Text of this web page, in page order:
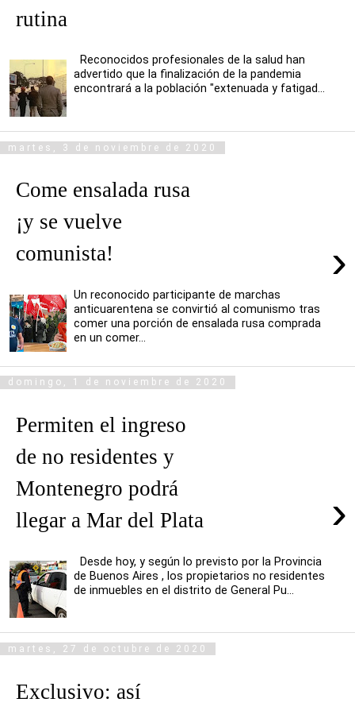
rutina
Reconocidos profesionales de la salud han
advertido que la finalización de la pandemia
encontrará a la población "extenuada y fatigad...
martes, 3 de noviembre de 2020
Come ensalada rusa
¡y se vuelve
comunista!
›
Un reconocido participante de marchas
anticuarentena se convirtió al comunismo tras
comer una porción de ensalada rusa comprada
en un comer...
domingo, 1 de noviembre de 2020
Permiten el ingreso
de no residentes y
Montenegro podrá
llegar a Mar del Plata
›
Desde hoy, y según lo previsto por la Provincia
de Buenos Aires , los propietarios no residentes
de inmuebles en el distrito de General Pu...
martes, 27 de octubre de 2020
Exclusivo: así